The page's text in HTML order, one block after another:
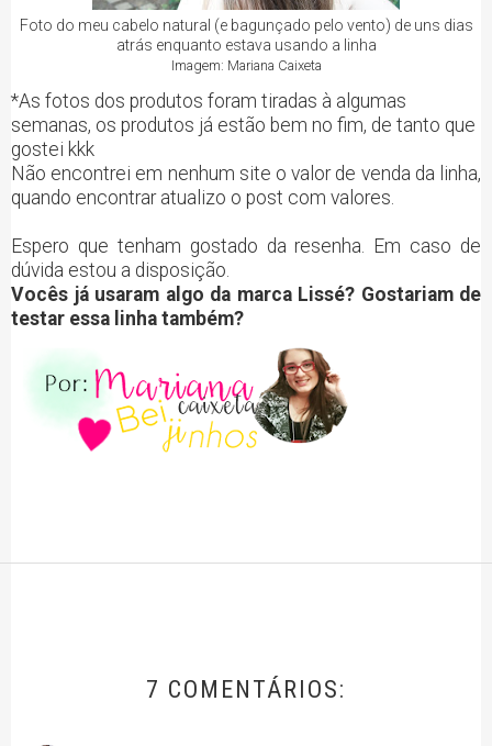
Foto do meu cabelo natural (e bagunçado pelo vento) de uns dias
atrás enquanto estava usando a linha
Imagem: Mariana Caixeta
*As fotos dos produtos foram tiradas à algumas
semanas, os produtos já estão bem no fim, de tanto que
gostei kkk
Não encontrei em nenhum site o valor de venda da linha,
quando encontrar atualizo o post com valores.
Espero que tenham gostado da resenha. Em caso de
dúvida estou a disposição.
Vocês já usaram algo da marca Lissé? Gostariam de
testar essa linha também?
7 COMENTÁRIOS: